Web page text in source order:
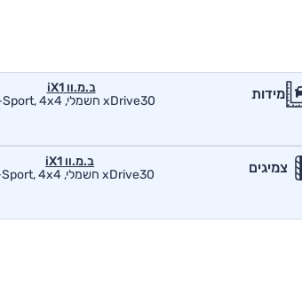
מידות
ב.מ.וו iX1
xDrive30 חשמלי, M-Sport, 4x4
צמיגים
ב.מ.וו iX1
xDrive30 חשמלי, M-Sport, 4x4